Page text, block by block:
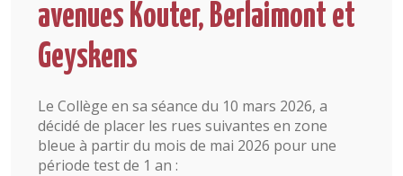
avenues Kouter, Berlaimont et
Geyskens
Le Collège en sa séance du 10 mars 2026, a
décidé de placer les rues suivantes en zone
bleue à partir du mois de mai 2026 pour une
période test de 1 an :